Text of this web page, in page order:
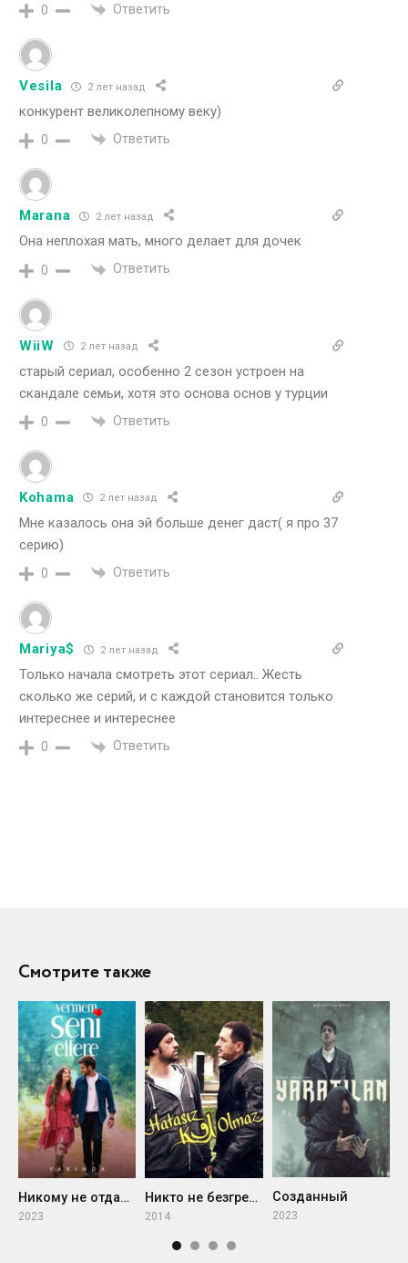
0 Ответить
Vesila 2 лет назад
конкурент великолепному веку)
0 Ответить
Marana 2 лет назад
Она неплохая мать, много делает для дочек
0 Ответить
WiiW 2 лет назад
старый сериал, особенно 2 сезон устроен на
скандале семьи, хотя это основа основ у турции
0 Ответить
Kohama 2 лет назад
Мне казалось она эй больше денег даст( я про 37
серию)
0 Ответить
Mariya$ 2 лет назад
Только начала смотреть этот сериал.. Жесть
сколько же серий, и с каждой становится только
интереснее и интереснее
0 Ответить
Смотрите также
Никому не отдам тебя
2023
Никто не безгрешен
2014
Созданный
2023